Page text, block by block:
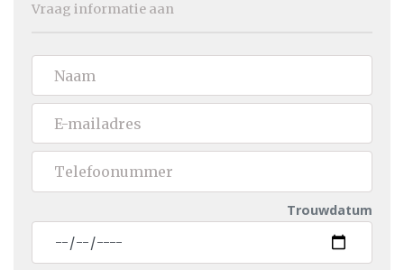
Vraag informatie aan
Trouwdatum